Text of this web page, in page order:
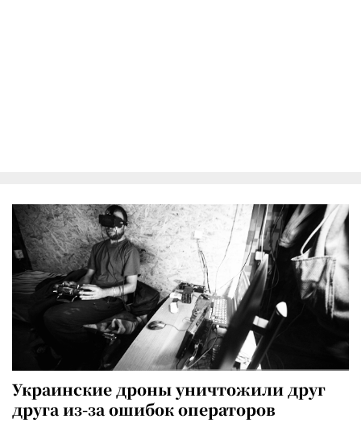
Украинские дроны уничтожили друг
друга из-за ошибок операторов